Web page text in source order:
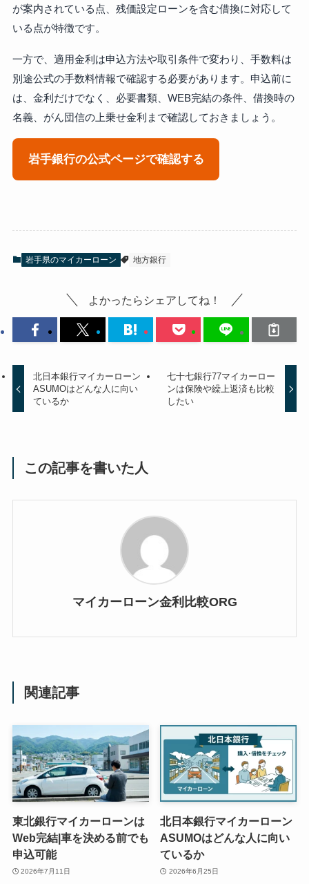
が案内されている点、残価設定ローンを含む借換に対応して
いる点が特徴です。
一方で、適用金利は申込方法や取引条件で変わり、手数料は
別途公式の手数料情報で確認する必要があります。申込前に
は、金利だけでなく、必要書類、WEB完結の条件、借換時の
名義、がん団信の上乗せ金利まで確認しておきましょう。
岩手銀行の公式ページで確認する
岩手県のマイカーローン 地方銀行
よかったらシェアしてね！
北日本銀行マイカーローン
ASUMOはどんな人に向い
ているか
七十七銀行77マイカーロー
ンは保険や繰上返済も比較
したい
この記事を書いた人
マイカーローン金利比較ORG
関連記事
東北銀行マイカーローンは
Web完結|車を決める前でも
申込可能
2026年7月11日
北日本銀行マイカーローン
ASUMOはどんな人に向い
ているか
2026年6月25日